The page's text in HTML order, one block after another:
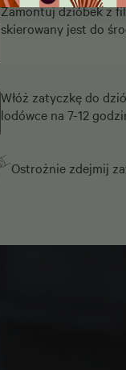
Zamontuj dzióbek z
skierowany jest do
Włóż zatyczkę do
lodówce na 7-12
Ostrożnie zdejmij